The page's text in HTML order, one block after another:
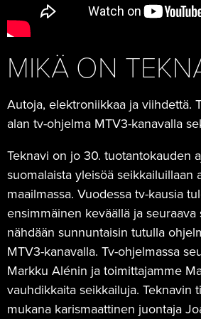
MIKÄ ON
Autoja, elektroniikkaa ja viihdettä.
alan tv-ohjelma MTV3-kanavalla
Teknavi on jo 30. tuotantokauden
suomalaista yleisöä seikkailuillaan
maailmassa. Vuodessa tv-kausia
ensimmäinen keväällä ja seuraava
nähdään sunnuntaisin tutulla
MTV3-kanavalla. Tv-ohjelmassa
Markku Alénin ja toimittajamme
vauhdikkaita seikkailuja. Teknavin
mukana karismaattinen juontaja